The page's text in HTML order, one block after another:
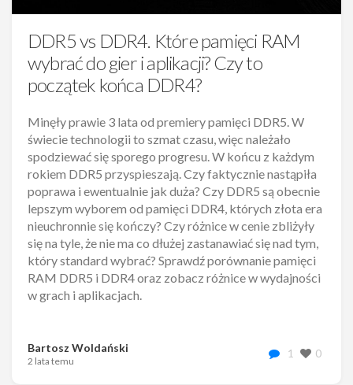
DDR5 vs DDR4. Które pamięci RAM
wybrać do gier i aplikacji? Czy to
początek końca DDR4?
Minęły prawie 3 lata od premiery pamięci DDR5. W
świecie technologii to szmat czasu, więc należało
spodziewać się sporego progresu. W końcu z każdym
rokiem DDR5 przyspieszają. Czy faktycznie nastąpiła
poprawa i ewentualnie jak duża? Czy DDR5 są obecnie
lepszym wyborem od pamięci DDR4, których złota era
nieuchronnie się kończy? Czy różnice w cenie zbliżyły
się na tyle, że nie ma co dłużej zastanawiać się nad tym,
który standard wybrać? Sprawdź porównanie pamięci
RAM DDR5 i DDR4 oraz zobacz różnice w wydajności
w grach i aplikacjach.
Bartosz Woldański
2 lata temu
1 0